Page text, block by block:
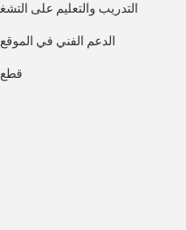
- التدريب والتعليم على
-